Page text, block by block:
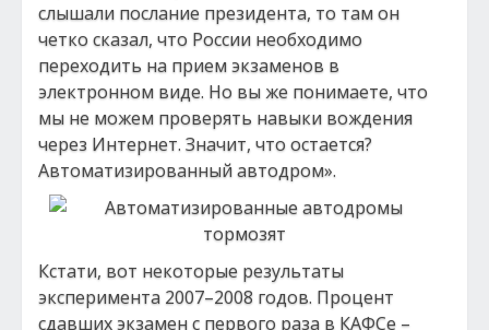
слышали послание президента, то там он
четко сказал, что России необходимо
переходить на прием экзаменов в
электронном виде. Но вы же понимаете, что
мы не можем проверять навыки вождения
через Интернет. Значит, что остается?
Автоматизированный автодром».
Кстати, вот некоторые результаты
эксперимента 2007–2008 годов. Процент
сдавших экзамен с первого раза в КАФСе –